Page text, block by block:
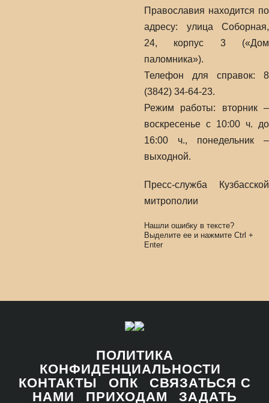
Православия находится по
адресу: улица Соборная,
24, корпус 3 («Дом
паломника»).
Телефон для справок: 8
(3842) 34-64-23.
Режим работы: вторник –
воскресенье с 10:00 ч. до
16:00 ч., понедельник –
выходной.
Пресс-служба Кузбасской
митрополии
Нашли ошибку в тексте?
Выделите ее и нажмите Ctrl +
Enter
ПОЛИТИКА
КОНФИДЕНЦИАЛЬНОСТИ
КОНТАКТЫ
ОПК
СВЯЗАТЬСЯ С
НАМИ
ПРИХОДАМ ЗАДАТЬ